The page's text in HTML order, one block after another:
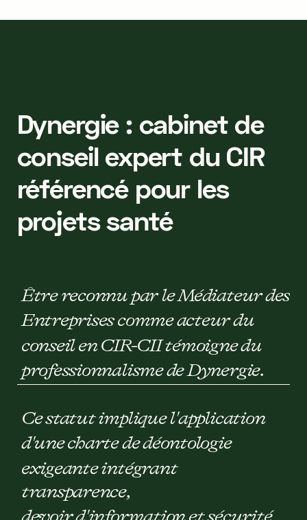
Dynergie : cabinet de
conseil expert du CIR
référencé pour les
projets santé
Être reconnu par le Médiateur des
Entreprises comme acteur du
conseil en CIR-CII témoigne du
professionnalisme de Dynergie.
Ce statut implique l'application
d'une charte de déontologie
exigeante intégrant
transparence,